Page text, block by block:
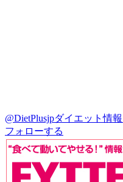
@DietPlusjpダイエット情
フォローする